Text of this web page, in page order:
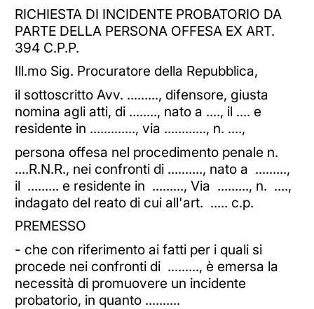
RICHIESTA DI INCIDENTE PROBATORIO DA
PARTE DELLA PERSONA OFFESA EX ART.
394 C.P.P.
Ill.mo Sig. Procuratore della Repubblica,
il sottoscritto Avv. ........., difensore, giusta
nomina agli atti, di ........, nato a ...., il .... e
residente in ............., via ............, n. ....,
persona offesa nel procedimento penale n.
....R.N.R., nei confronti di .........., nato a .........,
il ......... e residente in ........., Via ........., n. ....,
indagato del reato di cui all'art. ..... c.p.
PREMESSO
- che con riferimento ai fatti per i quali si
procede nei confronti di ........., è emersa la
necessità di promuovere un incidente
probatorio, in quanto ..........